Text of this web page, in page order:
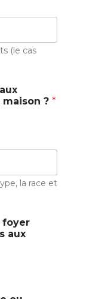
(le cas
? *
la race et
foyer
aux